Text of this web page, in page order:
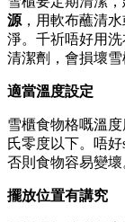
源 ，用軟布蘸清
淨。千祈唔好用
清潔劑，會損壞雪
適當溫度設定
雪櫃食物格嘅溫
氏零度以下。唔好
否則食物容易變壞
擺放位置有講究